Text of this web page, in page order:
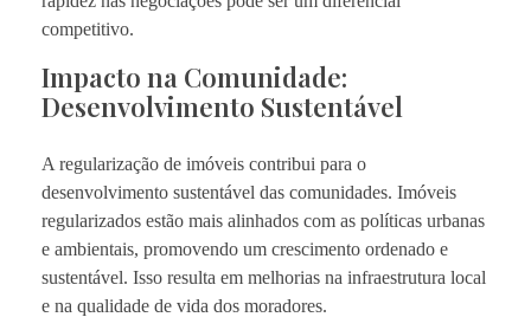
competitivo.
Impacto na Comunidade:
Desenvolvimento Sustentável
A regularização de imóveis contribui para o
desenvolvimento sustentável das comunidades. Imóveis
regularizados estão mais alinhados com as políticas urbanas
e ambientais, promovendo um crescimento ordenado e
sustentável. Isso resulta em melhorias na infraestrutura local
e na qualidade de vida dos moradores.